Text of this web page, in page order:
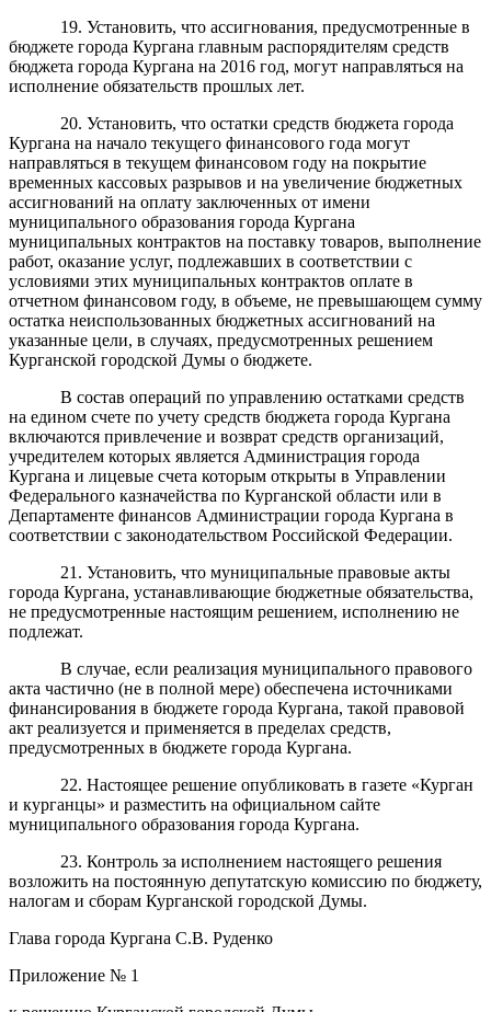
19. Установить, что ассигнования, предусмотренные в
бюджете города Кургана главным распорядителям средств
бюджета города Кургана на 2016 год, могут направляться на
исполнение обязательств прошлых лет.
20. Установить, что остатки средств бюджета города
Кургана на начало текущего финансового года могут
направляться в текущем финансовом году на покрытие
временных кассовых разрывов и на увеличение бюджетных
ассигнований на оплату заключенных от имени
муниципального образования города Кургана
муниципальных контрактов на поставку товаров, выполнение
работ, оказание услуг, подлежавших в соответствии с
условиями этих муниципальных контрактов оплате в
отчетном финансовом году, в объеме, не превышающем сумму
остатка неиспользованных бюджетных ассигнований на
указанные цели, в случаях, предусмотренных решением
Курганской городской Думы о бюджете.
В состав операций по управлению остатками средств
на едином счете по учету средств бюджета города Кургана
включаются привлечение и возврат средств организаций,
учредителем которых является Администрация города
Кургана и лицевые счета которым открыты в Управлении
Федерального казначейства по Курганской области или в
Департаменте финансов Администрации города Кургана в
соответствии с законодательством Российской Федерации.
21. Установить, что муниципальные правовые акты
города Кургана, устанавливающие бюджетные обязательства,
не предусмотренные настоящим решением, исполнению не
подлежат.
В случае, если реализация муниципального правового
акта частично (не в полной мере) обеспечена источниками
финансирования в бюджете города Кургана, такой правовой
акт реализуется и применяется в пределах средств,
предусмотренных в бюджете города Кургана.
22. Настоящее решение опубликовать в газете «Курган
и курганцы» и разместить на официальном сайте
муниципального образования города Кургана.
23. Контроль за исполнением настоящего решения
возложить на постоянную депутатскую комиссию по бюджету,
налогам и сборам Курганской городской Думы.
Глава города Кургана С.В. Руденко
Приложение № 1